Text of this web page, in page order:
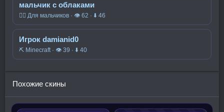
мальчик с облаками
🧍‍♂️ Для мальчиков · 👁 62 · ⬇ 46
Игрок damianid0
⛏️ Minecraft · 👁 39 · ⬇ 40
Похожие скины